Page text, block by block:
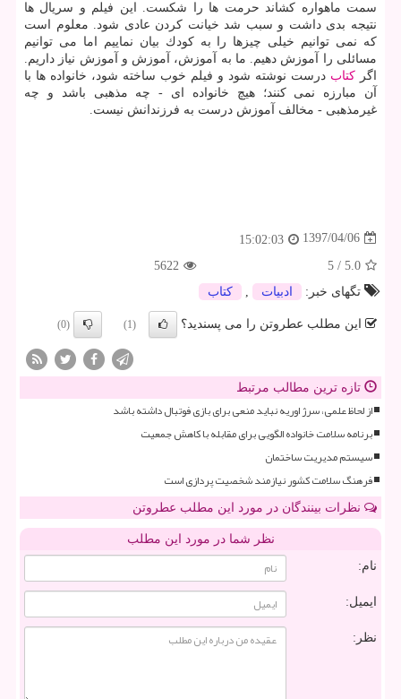
سمت ماهواره كشاند حرمت ها را شكست. این فیلم و سریال ها
نتیجه بدی داشت و سبب شد خیانت كردن عادی شود. معلوم است
كه نمی توانیم خیلی چیزها را به كودك بیان نماییم اما می توانیم
مسائلی را آموزش دهیم. ما به آموزش، آموزش و آموزش نیاز داریم.
اگر كتاب درست نوشته شود و فیلم خوب ساخته شود، خانواده ها با
آن مبارزه نمی كنند؛ هیچ خانواده ای - چه مذهبی باشد و چه
غیرمذهبی - مخالف آموزش درست به فرزندانش نیست.
1397/04/06
15:02:03
5.0
/
5
5622
تگهای خبر:
ادبیات كتاب
این مطلب عطروتن را می پسندید؟ (1)
(0)
تازه ترین مطالب مرتبط
از لحاظ علمی، سرژ اوریه نباید منعی برای بازی فوتبال داشته باشد
برنامه سلامت خانواده الگویی برای مقابله با کاهش جمعیت
سیستم مدیریت ساختمان
فرهنگ سلامت کشور نیازمند شخصیت پردازی است
نظرات بینندگان در مورد این مطلب عطروتن
نظر شما در مورد این مطلب
نام:
ایمیل:
نظر: